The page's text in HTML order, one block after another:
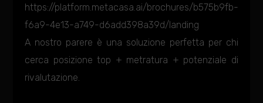
https://platform.metacasa.ai/brochures/b575b9fb-
f6a9-4e13-a749-d6add398a39d/landing
A nostro parere è una soluzione perfetta per chi
cerca posizione top + metratura + potenziale di
rivalutazione.